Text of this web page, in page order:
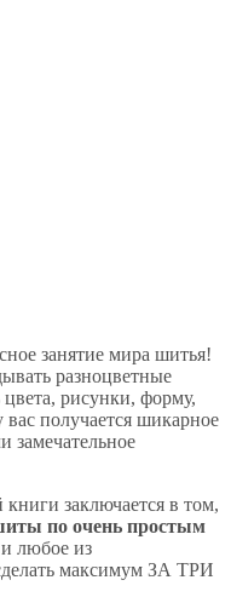
занятие мира шитья!
разноцветные
рисунки, форму,
получается шикарное
замечательное
заключается в том,
по очень простым
любое из
максимум ЗА ТРИ